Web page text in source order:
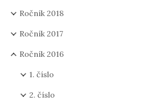
Ročník 2018
Ročník 2017
Ročník 2016
1. číslo
2. číslo